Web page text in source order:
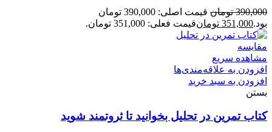
390,000 تومان
قیمت اصلی: 390,000 تومان
بود.351,000 تومانقیمت فعلی: 351,000 تومان.
مقایسه
مشاهده سریع
افزودن به علاقه‌مندی‌ها
افزودن به سبد خرید
بستن
کتاب تمرین در تحلیل بخوانید تا ثروتمند شوید